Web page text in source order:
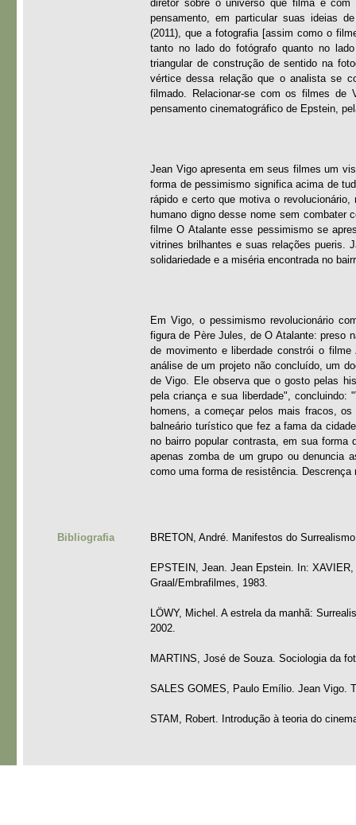
diretor sobre o universo que filma e
pensamento, em particular suas ideias
(2011), que a fotografia [assim como o
tanto no lado do fotógrafo quanto no
triangular de construção de sentido na
vértice dessa relação que o analista se
filmado. Relacionar-se com os filmes de
pensamento cinematográfico de Epstein,
Jean Vigo apresenta em seus filmes um
forma de pessimismo significa acima de
rápido e certo que motiva o
humano digno desse nome sem combater
filme O Atalante esse pessimismo se
vitrines brilhantes e suas relações pueris.
solidariedade e a miséria encontrada no
Em Vigo, o pessimismo revolucionário
figura de Père Jules, de O Atalante: preso
de movimento e liberdade constrói o
análise de um projeto não concluído, um
de Vigo. Ele observa que o gosto pelas
pela criança e sua liberdade",
homens, a começar pelos mais fracos,
balneário turístico que fez a fama da
no bairro popular contrasta, em sua
apenas zomba de um grupo ou denuncia
como uma forma de resistência.
Bibliografia BRETON, André. Manifestos do
EPSTEIN, Jean. Jean Epstein. In:
Graal/Embrafilmes, 1983.
LÖWY, Michel. A estrela da manhã:
2002.
MARTINS, José de Souza. Sociologia da
SALES GOMES, Paulo Emílio. Jean Vigo.
STAM, Robert. Introdução à teoria do